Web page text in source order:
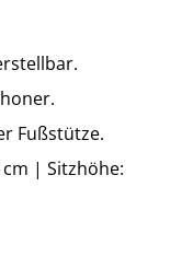
Fußstütze.
cm | Sitzhöhe: